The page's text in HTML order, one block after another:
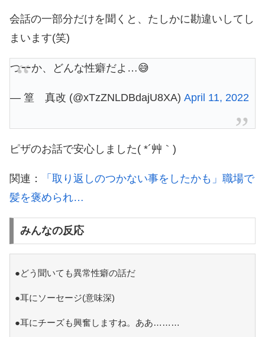
会話の一部分だけを聞くと、たしかに勘違いしてし
まいます(笑)
つーか、どんな性癖だよ…😅
— 篁 真改 (@xTzZNLDBdajU8XA) April 11, 2022
ピザのお話で安心しました( *´艸｀)
関連：
「取り返しのつかない事をしたかも」職場で
髪を褒められ…
みんなの反応
●どう聞いても異常性癖の話だ
●耳にソーセージ(意味深)
●耳にチーズも興奮しますね。ああ………